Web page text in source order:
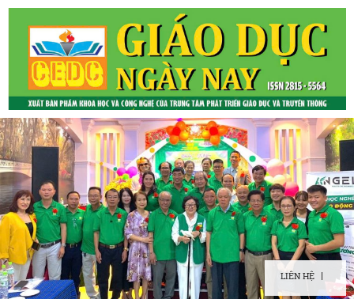
LIÊN HỆ